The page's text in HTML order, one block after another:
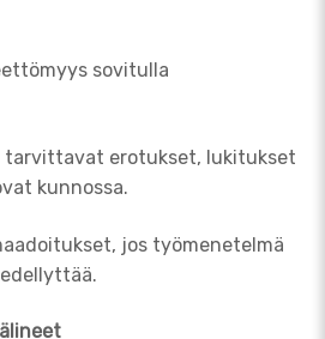
sovitulla
tarvittavat erotukset, lukitukset
kunnossa.
jos työmenetelmä